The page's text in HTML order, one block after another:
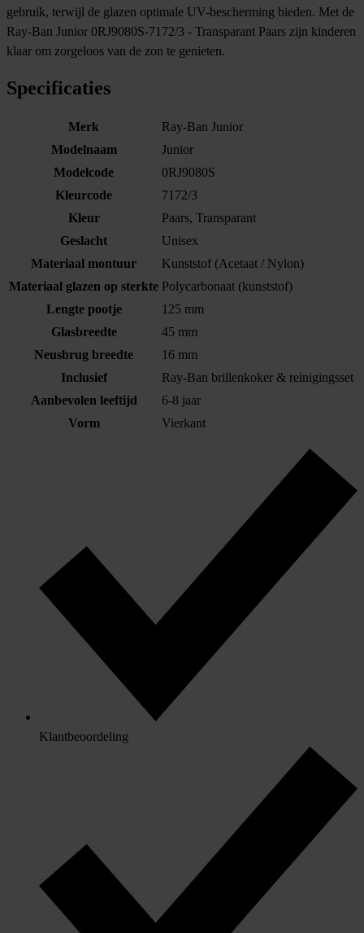
gebruik, terwijl de glazen optimale UV-bescherming bieden. Met de
Ray-Ban Junior 0RJ9080S-7172/3 - Transparant Paars zijn kinderen
klaar om zorgeloos van de zon te genieten.
Specificaties
Merk
Ray-Ban Junior
Modelnaam
Junior
Modelcode
0RJ9080S
Kleurcode
7172/3
Kleur
Paars, Transparant
Geslacht
Unisex
Materiaal montuur
Kunststof (Acetaat / Nylon)
Materiaal glazen op sterkte Polycarbonaat (kunststof)
Lengte pootje
125 mm
Glasbreedte
45 mm
Neusbrug breedte
16 mm
Inclusief
Ray-Ban brillenkoker & reinigingsset
Aanbevolen leeftijd
6-8 jaar
Vorm
Vierkant
Klantbeoordeling